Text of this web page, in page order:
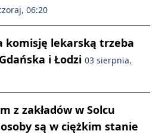
06:20
komisję lekarską trzeba
i Łodzi 03 sierpnia,
z zakładów w Solcu
są w ciężkim stanie